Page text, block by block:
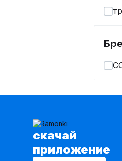
cкачай
приложение